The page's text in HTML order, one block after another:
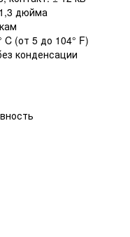
дюйма
(от 5 до 104° F)
конденсации